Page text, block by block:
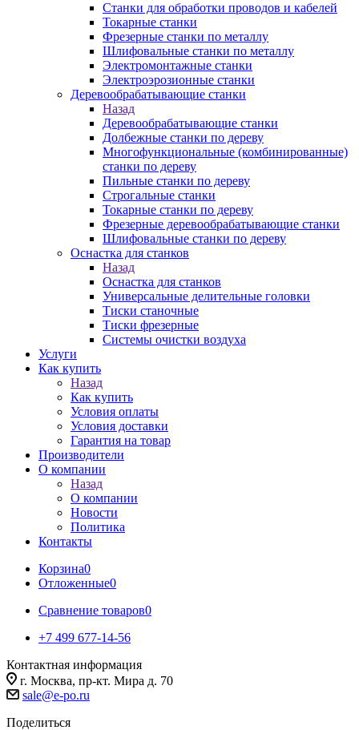
Станки для обработки проводов и кабелей
Токарные станки
Фрезерные станки по металлу
Шлифовальные станки по металлу
Электромонтажные станки
Электроэрозионные станки
Деревообрабатывающие станки
Назад
Деревообрабатывающие станки
Долбежные станки по дереву
Многофункциональные (комбинированные)
станки по дереву
Пильные станки по дереву
Строгальные станки
Токарные станки по дереву
Фрезерные деревообрабатывающие станки
Шлифовальные станки по дереву
Оснастка для станков
Назад
Оснастка для станков
Универсальные делительные головки
Тиски станочные
Тиски фрезерные
Системы очистки воздуха
Услуги
Как купить
Назад
Как купить
Условия оплаты
Условия доставки
Гарантия на товар
Производители
О компании
Назад
О компании
Новости
Политика
Контакты
Корзина0
Отложенные0
Сравнение товаров0
+7 499 677-14-56
Контактная информация
г. Москва, пр-кт. Мира д. 70
sale@e-po.ru
Поделиться